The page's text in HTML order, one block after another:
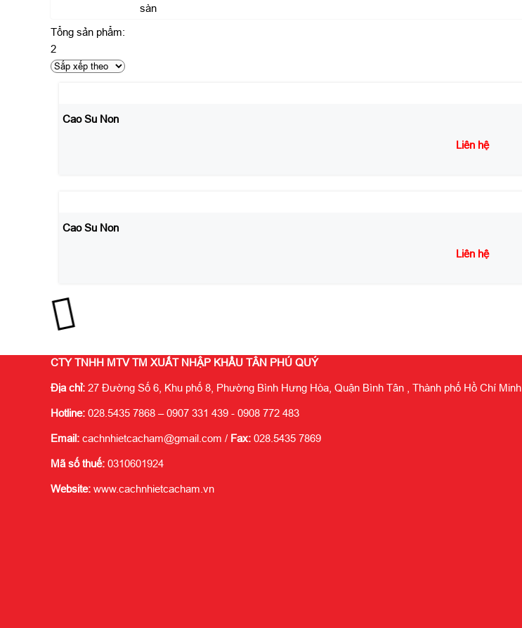
sàn
Tổng sản phẩm:
2
Cao Su Non
Liên hệ
Cao Su Non
Liên hệ
CTY TNHH MTV TM XUẤT NHẬP KHẨU TÂN PHÚ QUÝ
Địa chỉ: 27 Đường Số 6, Khu phố 8, Phường Bình Hưng Hòa, Quận Bình Tân , Thành phố Hồ Chí Minh
Hotline: 028.5435 7868 – 0907 331 439 - 0908 772 483
Email: cachnhietcacham@gmail.com / Fax: 028.5435 7869
Mã số thuế: 0310601924
Website: www.cachnhietcacham.vn